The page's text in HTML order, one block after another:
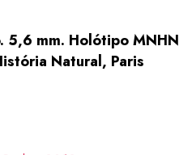
5,6 mm. Holótipo MNHN
Natural, Paris